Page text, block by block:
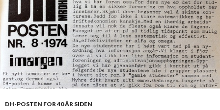
DH-POSTEN FOR 40 ÅR SIDEN